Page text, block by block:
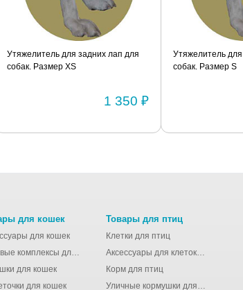
Утяжелитель для задних лап для
собак. Размер XS
1 350 ₽
Утяжелитель
собак. Размер S
для кошек
для кошек
Игровые комплексы для кошек
для кошек
для кошек
Товары для птиц
Клетки для птиц
Аксессуары для клеток для птиц
Корм для птиц
Уличные кормушки для птиц